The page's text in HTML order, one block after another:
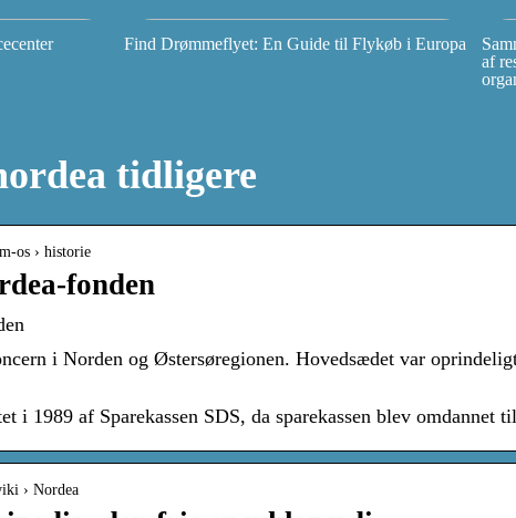
Find Drømmeflyet: En Guide til Flykøb i Europa
af
tidligere
os › historie
fonden
i Norden og Østersøregionen. Hovedsædet var
i 1989 af Sparekassen SDS, da sparekassen blev omdannet
› Nordea